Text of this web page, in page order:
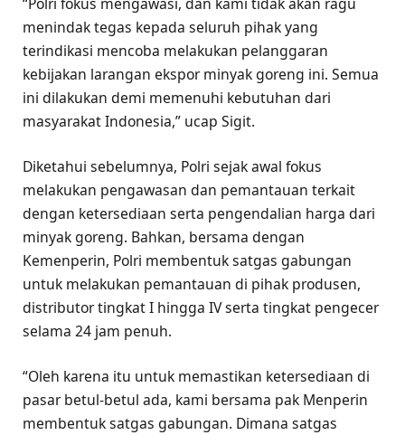
menindak tegas kepada seluruh pihak yang
terindikasi mencoba melakukan pelanggaran
kebijakan larangan ekspor minyak goreng ini. Semua
ini dilakukan demi memenuhi kebutuhan dari
masyarakat Indonesia,” ucap Sigit.
Diketahui sebelumnya, Polri sejak awal fokus
melakukan pengawasan dan pemantauan terkait
dengan ketersediaan serta pengendalian harga dari
minyak goreng. Bahkan, bersama dengan
Kemenperin, Polri membentuk satgas gabungan
untuk melakukan pemantauan di pihak produsen,
distributor tingkat I hingga IV serta tingkat pengecer
selama 24 jam penuh.
“Oleh karena itu untuk memastikan ketersediaan di
pasar betul-betul ada, kami bersama pak Menperin
membentuk satgas gabungan. Dimana satgas